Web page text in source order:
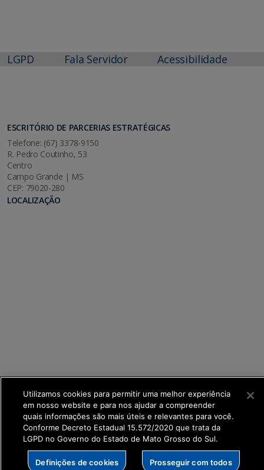
LGPD Fala Servidor Acessibilidade
ESCRITÓRIO DE PARCERIAS ESTRATÉGICAS
Telefone: (67) 3378-9150
R. Pedro Coutinho, 53
Centro
Campo Grande | MS
CEP: 79020-280
LOCALIZAÇÃO
SETDIG | Secretaria-Executiva de Transformação
Digital
Utilizamos cookies para permitir uma melhor experiência
em nosso website e para nos ajudar a compreender
quais informações são mais úteis e relevantes para você.
Conforme Decreto Estadual 15.572/2020 que trata da
LGPD no Governo do Estado de Mato Grosso do Sul.
Definições de cookies Prosseguir com todos